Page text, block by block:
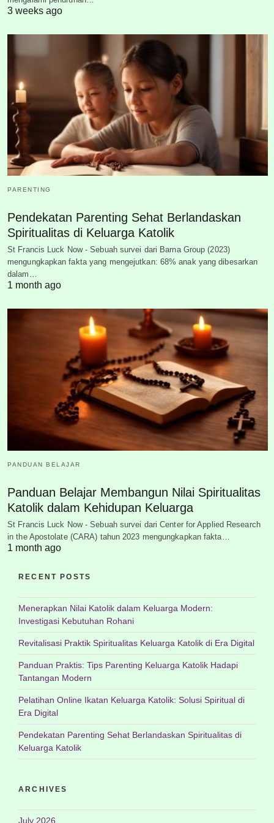
3 weeks ago
PARENTING
Pendekatan Parenting Sehat Berlandaskan
Spiritualitas di Keluarga Katolik
St Francis Luck Now - Sebuah survei dari Barna Group (2023)
mengungkapkan fakta yang mengejutkan: 68% anak yang dibesarkan
dalam…
1 month ago
PANDUAN BELAJAR
Panduan Belajar Membangun Nilai Spiritualitas
Katolik dalam Kehidupan Keluarga
St Francis Luck Now - Sebuah survei dari Center for Applied Research
in the Apostolate (CARA) tahun 2023 mengungkapkan fakta…
1 month ago
RECENT POSTS
Menerapkan Nilai Katolik dalam Keluarga Modern:
Investigasi Kebutuhan Rohani
Revitalisasi Praktik Spiritualitas Keluarga Katolik di Era Digital
Panduan Praktis: Tips Parenting Keluarga Katolik Hadapi
Tantangan Modern
Pelatihan Online Ikatan Keluarga Katolik: Solusi Spiritual di
Era Digital
Pendekatan Parenting Sehat Berlandaskan Spiritualitas di
Keluarga Katolik
ARCHIVES
July 2026